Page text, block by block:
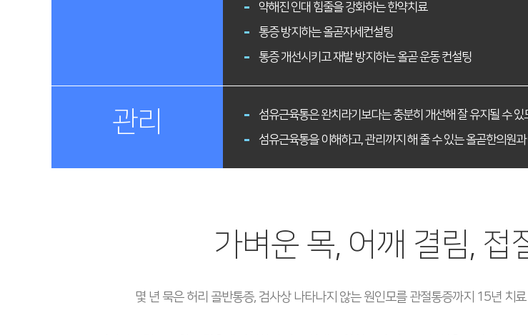
약해진 인대 힘줄을 강화하는 한약치료
통증 방지하는 올곧자세컨설팅
통증 개선시키고 재발 방지하는 올곧 운동 컨설팅
관리
섬유근육통은 완치라기보다는 충분히 개선해 잘 유지될 수
섬유근육통을 이해하고, 관리까지 해 줄 수 있는 올곧한의원
가벼운 목, 어깨 결림, 접
몇 년 묵은 허리 골반통증, 검사상 나타나지 않는 원인모를 관절통증까지 15년 치